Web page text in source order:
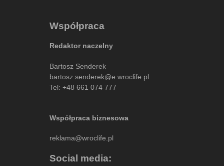
Współpraca
Redaktor naczelny
Bartosz Senderek
bartosz.senderek@e.wroclife.pl
Tel: +48 661 074 777
Współpraca biznesowa
reklama@wroclife.pl
Social media: